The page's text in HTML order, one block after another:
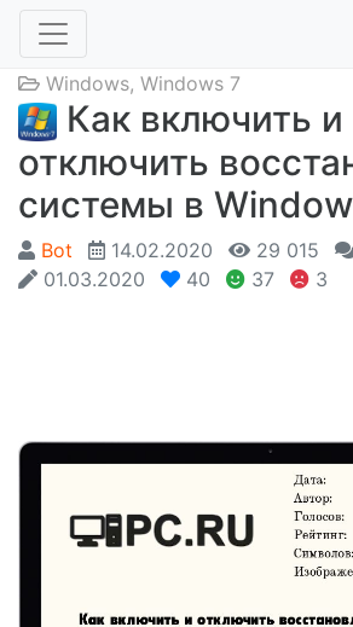
Windows, Windows 7
Как включить и
отключить
системы в
Bot 14.02.2020 29 015
01.03.2020
40 37 3